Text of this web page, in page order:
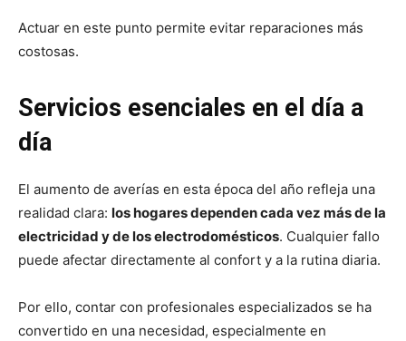
Actuar en este punto permite evitar reparaciones más
costosas.
Servicios esenciales en el día a
día
El aumento de averías en esta época del año refleja una
realidad clara: los hogares dependen cada vez más de la
electricidad y de los electrodomésticos. Cualquier fallo
puede afectar directamente al confort y a la rutina diaria.
Por ello, contar con profesionales especializados se ha
convertido en una necesidad, especialmente en